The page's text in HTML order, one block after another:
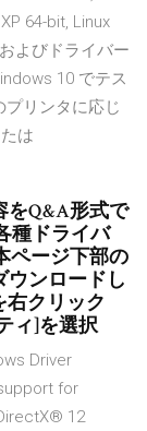
64-bit, Linux
よびドライバー
10 でテス
プリンタに応じ
は
をQ&A形式で
種ドライバ
ページ下部の
ウンロードし
右クリック
ィ]を選択
Driver
for
12